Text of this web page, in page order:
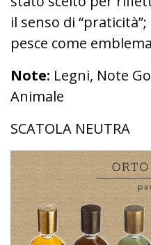
il senso di
pesce come
Note: Legni, Note
Animale
SCATOLA NEUTRA